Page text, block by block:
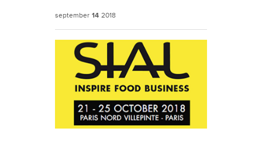
september 14 2018